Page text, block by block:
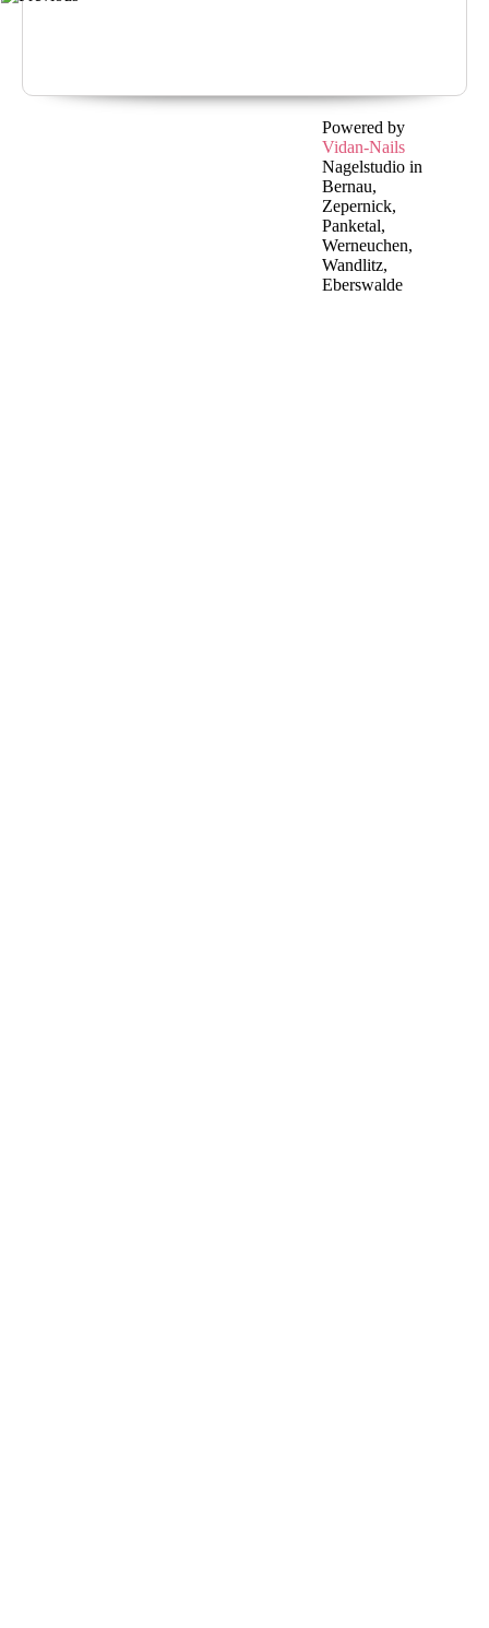
Powered by
Vidan-Nails
Nagelstudio in
Bernau,
Zepernick,
Panketal,
Werneuchen,
Wandlitz,
Eberswalde